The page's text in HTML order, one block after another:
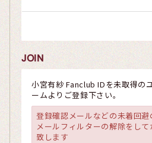
JOIN
小宮有紗 Fanclub IDを未取得の
ームよりご登録下さい。
登録確認メールなどの未着回
メールフィルターの解除をし
致します